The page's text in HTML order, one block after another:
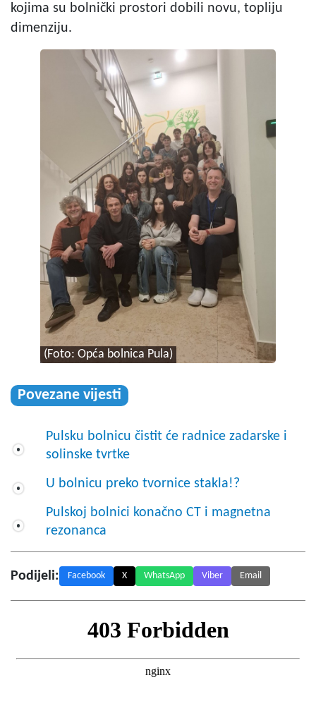
kojima su bolnički prostori dobili novu, topliju
dimenziju.
(Foto: Opća bolnica Pula)
Povezane vijesti
Pulsku bolnicu čistit će radnice zadarske i
solinske tvrtke
U bolnicu preko tvornice stakla!?
Pulskoj bolnici konačno CT i magnetna
rezonanca
Podijeli: Facebook X WhatsApp Viber Email